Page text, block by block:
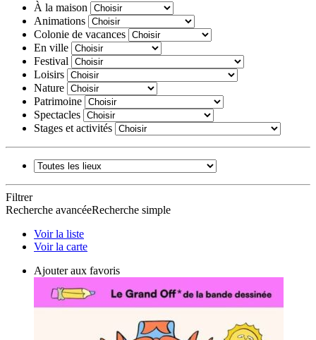
À la maison
Animations
Colonie de vacances
En ville
Festival
Loisirs
Nature
Patrimoine
Spectacles
Stages et activités
Filtrer
Recherche avancéeRecherche simple
Voir la liste
Voir la carte
Ajouter aux favoris